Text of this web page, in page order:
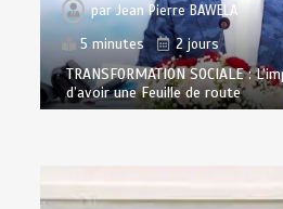
parJean Pierre BAWELA
5 minutes
2 jours
TRANSFORMATION SOCIALE :
d’avoir une Feuille de route